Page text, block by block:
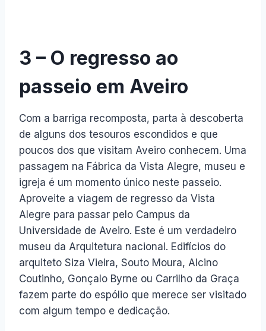
3 – O regresso ao
passeio em Aveiro
Com a barriga recomposta, parta à descoberta
de alguns dos tesouros escondidos e que
poucos dos que visitam Aveiro conhecem. Uma
passagem na Fábrica da Vista Alegre, museu e
igreja é um momento único neste passeio.
Aproveite a viagem de regresso da Vista
Alegre para passar pelo Campus da
Universidade de Aveiro. Este é um verdadeiro
museu da Arquitetura nacional. Edifícios do
arquiteto Siza Vieira, Souto Moura, Alcino
Coutinho, Gonçalo Byrne ou Carrilho da Graça
fazem parte do espólio que merece ser visitado
com algum tempo e dedicação.